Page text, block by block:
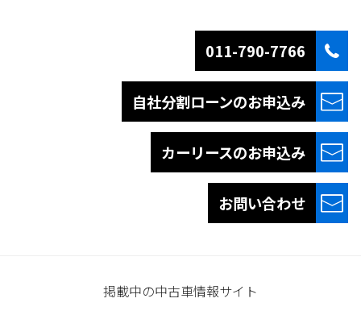
011-790-7766
自社分割ローンのお申込み
カーリースのお申込み
お問い合わせ
掲載中の中古車情報サイト